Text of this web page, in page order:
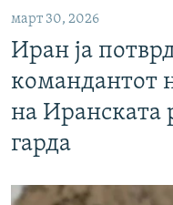
март 30, 2026
Иран ја
командантот
на Иранската
гарда